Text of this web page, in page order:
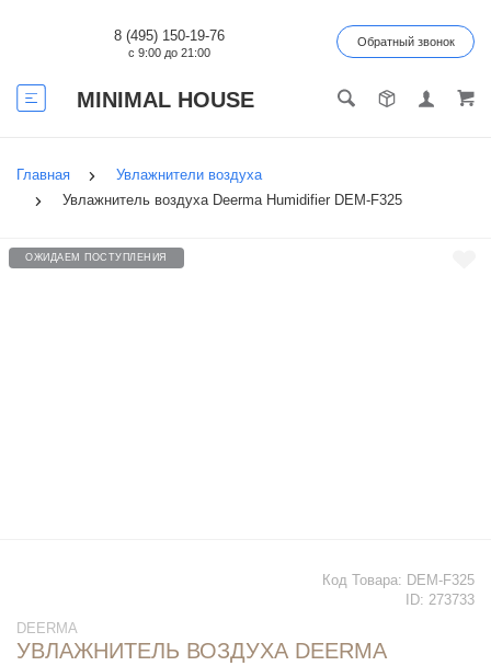
MINIMAL HOUSE
8 (495) 150-19-76
с 9:00 до 21:00
Обратный звонок
Главная
Увлажнители воздуха
Увлажнитель воздуха Deerma Humidifier DEM-F325
ОЖИДАЕМ ПОСТУПЛЕНИЯ
Код Товара: DEM-F325
ID: 273733
DEERMA
УВЛАЖНИТЕЛЬ ВОЗДУХА DEERMA